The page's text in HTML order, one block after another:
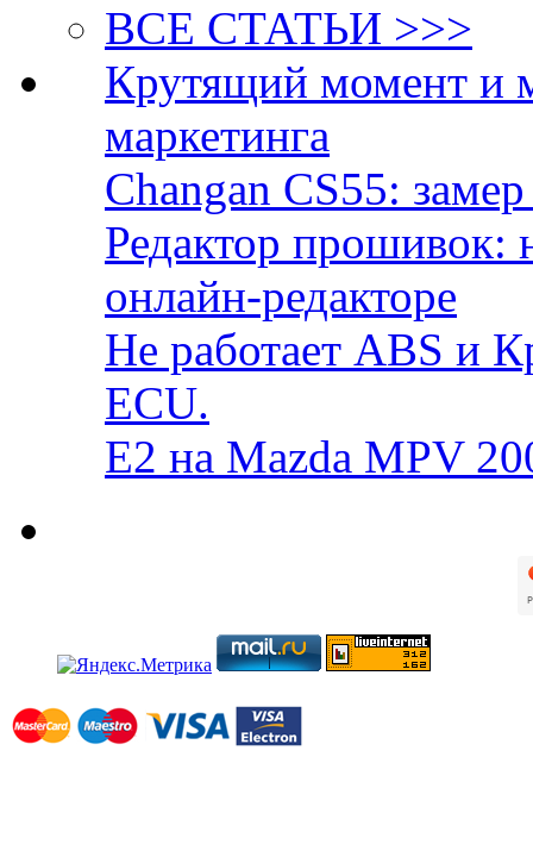
ВСЕ СТАТЬИ >>>
Крутящий момент и
маркетинга
Changan CS55:
Редактор прошивок:
онлайн-редакторе
Не работает ABS и
ECU.
E2 на Mazda MPV